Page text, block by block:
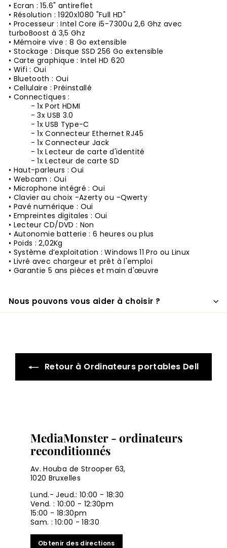
• Ecran : 15.6" antireflet
• Résolution : 1920x1080 "Full HD"
• Processeur : Intel Core i5-7300u 2,6 Ghz avec
turboBoost à 3,5 Ghz
• Mémoire vive : 8 Go extensible
• Stockage : Disque SSD 256 Go extensible
• Carte graphique : Intel HD 620
• Wifi : Oui
• Bluetooth : Oui
• Cellulaire : Préinstallé
• Connectiques :
- 1x Port HDMI
- 3x USB 3.0
- 1x USB Type-C
- 1x Connecteur Ethernet RJ45
- 1x Connecteur Jack
- 1x Lecteur de carte d'identité
- 1x Lecteur de carte SD
• Haut-parleurs : Oui
• Webcam : Oui
• Microphone intégré : Oui
• Clavier au choix -Azerty ou -Qwerty
• Pavé numérique : Oui
• Empreintes digitales : Oui
• Lecteur CD/DVD : Non
• Autonomie batterie : 6 heures ou plus
• Poids : 2,02Kg
• Système d’exploitation : Windows 11 Pro ou Linux
• Livré avec chargeur et prêt à l'emploi
• Garantie 5 ans pièces et main d'œuvre
Nous pouvons vous aider à choisir ?
Retour à Ordinateurs portables Dell
MediaMonster - ordinateurs
reconditionnés
Av. Houba de Strooper 63,
1020 Bruxelles
Lund.- Jeud.: 10:00 - 18:30
Vend. : 10:00 - 12:30pm
15:00 - 18:30pm
Sam. : 10:00 - 18:30
Obtenir des directions